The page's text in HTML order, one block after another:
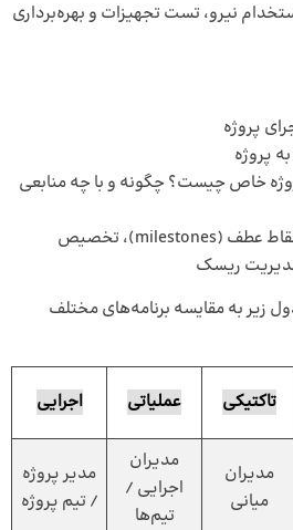
نیرو، تست تجهیزات و بهره‌برداری
پروژه
پروژه
خاص چیست؟ چگونه و با چه منابعی
خروجی‌ها: مراحل پروژه، نقاط عطف (milestones)، تخصیص
ریسک
زیر به مقایسه برنامه‌های مختلف
تاکتیکی عملیاتی اجرایی
مدیران
میانی
مدیران
اجرایی /
تیم‌ها
مدیر پروژه
/ تیم پروژه